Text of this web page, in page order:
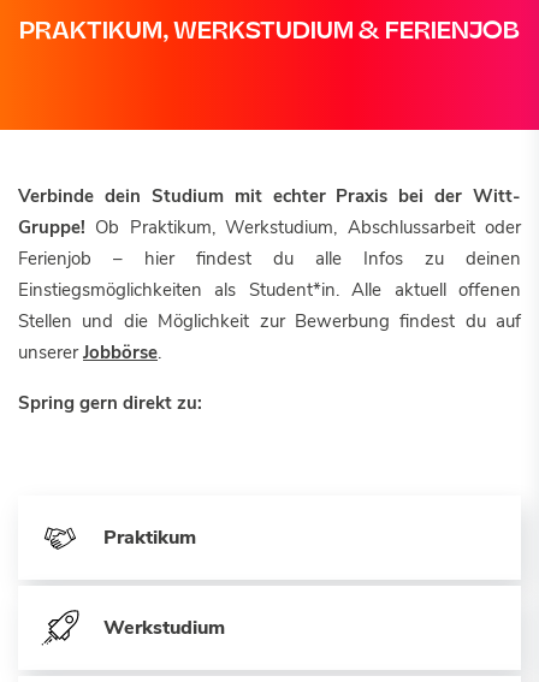
PRAKTIKUM, WERKSTUDIUM & FERIENJOB
Verbinde dein Studium mit echter Praxis bei der Witt-
Gruppe! Ob Praktikum, Werkstudium, Abschlussarbeit oder
Ferienjob – hier findest du alle Infos zu deinen
Einstiegsmöglichkeiten als Student*in. Alle aktuell offenen
Stellen und die Möglichkeit zur Bewerbung findest du auf
unsererJobbörse.
Spring gern direkt zu:
Praktikum
Werkstudium